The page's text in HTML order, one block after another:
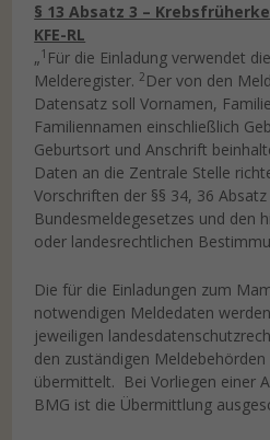
§ 13 Absatz 3 –
KFE-RL
„1 Für die Einladung verwendet
Melderegister.2 Der von den
Datensatz soll Vornamen,
Familiennamen einschließlich
Geburtsort und Anschrift
Daten an die Zentrale Stelle
Vorschriften der §§ 34, 36
Bundesmeldegesetzes und den
oder landesrechtlichen
Die für die Einladungen zum
notwendigen Meldedaten
jeweiligen
den zuständigen
übermittelt. Bei Vorliegen einer
BMG ist die Übermittlung